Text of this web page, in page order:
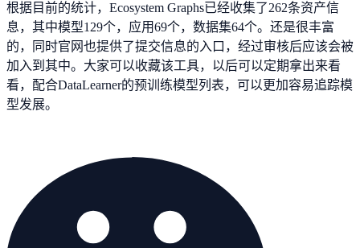
根据目前的统计，Ecosystem Graphs已经收集了262条资产信
息，其中模型129个，应用69个，数据集64个。还是很丰富
的，同时官网也提供了提交信息的入口，经过审核后应该会被
加入到其中。大家可以收藏该工具，以后可以定期拿出来看
看，配合DataLearner的预训练模型列表，可以更加容易追踪模
型发展。